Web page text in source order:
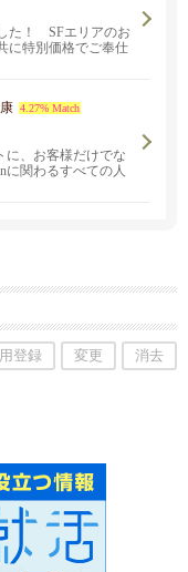
た！ SFエリアのお
に特別価格でご奉仕
4.27% Match
に、お客様だけでな
に関わるすべての人
登録 変更 消去